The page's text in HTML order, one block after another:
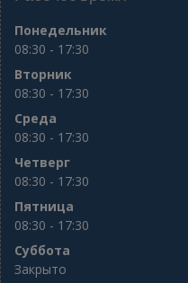
Понедельник
08:30 - 17:30
Вторник
08:30 - 17:30
Среда
08:30 - 17:30
Четверг
08:30 - 17:30
Пятница
08:30 - 17:30
Суббота
Закрыто